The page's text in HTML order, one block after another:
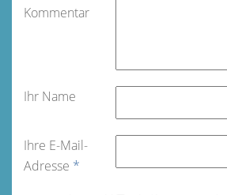
Kommentar
Ihr Name
Ihre E-Mail-
Adresse *